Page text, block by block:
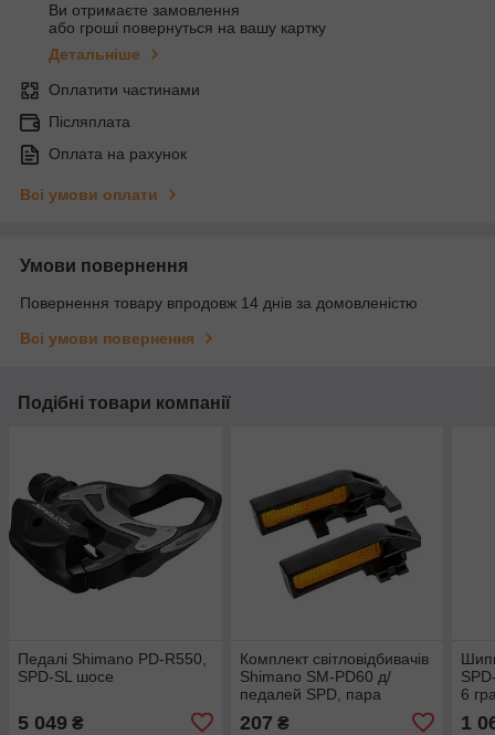
Ви отримаєте замовлення
або гроші повернуться на вашу картку
Детальніше
Оплатити частинами
Післяплата
Оплата на рахунок
Всі умови оплати
Умови повернення
Повернення товару впродовж 14 днів за домовленістю
Всі умови повернення
Подібні товари компанії
Педалі Shimano PD-R550,
SPD-SL шосе
5 049 ₴
Комплект світловідбивачів
Shimano SM-PD60 д/
педалей SPD, пара
207 ₴
6
1